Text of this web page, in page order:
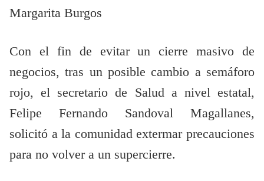
Margarita Burgos
Con el fin de evitar un cierre masivo de
negocios, tras un posible cambio a semáforo
rojo, el secretario de Salud a nivel estatal,
Felipe Fernando Sandoval Magallanes,
solicitó a la comunidad extermar precauciones
para no volver a un supercierre.